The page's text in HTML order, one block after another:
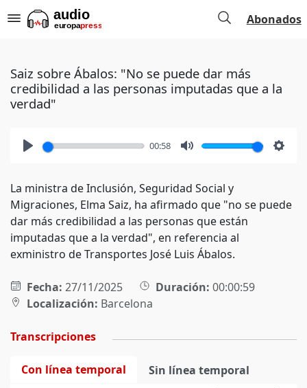
Abonados
Saiz sobre Ábalos: "No se puede dar más
credibilidad a las personas imputadas que a la
verdad"
00:58
La ministra de Inclusión, Seguridad Social y
Migraciones, Elma Saiz, ha afirmado que "no se puede
dar más credibilidad a las personas que están
imputadas que a la verdad", en referencia al
exministro de Transportes José Luis Ábalos.
Fecha: 27/11/2025 Duración: 00:00:59
Localización: Barcelona
Transcripciones
Con línea temporal Sin línea temporal